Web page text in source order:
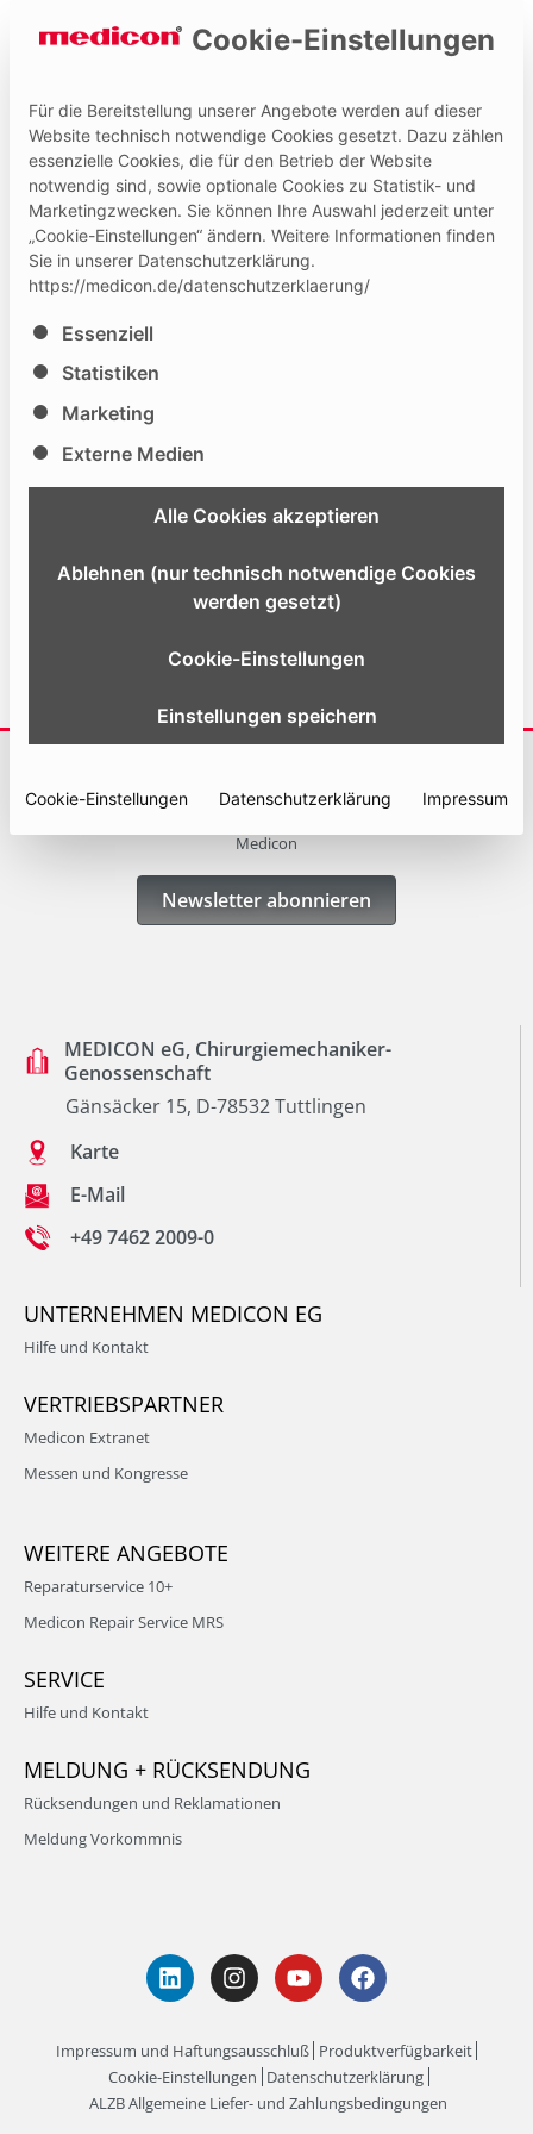
Hilfe und Kontakt Medicon Extranet
MCNS – Midwest chapter of
neuro surgeons
46
Website
Medicon
Newsletter abonnieren
MEDICON eG, Chirurgiemechaniker-
Genossenschaft
Gänsäcker 15, D-78532 Tuttlingen
Karte
E-Mail
+49 7462 2009-0
UNTERNEHMEN MEDICON EG
Hilfe und Kontakt
VERTRIEBSPARTNER
Medicon Extranet
Messen und Kongresse
WEITERE ANGEBOTE
Reparaturservice 10+
Medicon Repair Service MRS
SERVICE
Hilfe und Kontakt
MELDUNG + RÜCKSENDUNG
Rücksendungen und Reklamationen
Meldung Vorkommnis
Impressum und Haftungsausschluß Produktverfügbarkeit
Cookie-Einstellungen Datenschutzerklärung
ALZB Allgemeine Liefer- und Zahlungsbedingungen
Cookie-Einstellungen
Für die Bereitstellung unserer Angebote werden auf dieser
Website technisch notwendige Cookies gesetzt. Dazu zählen
essenzielle Cookies, die für den Betrieb der Website
notwendig sind, sowie optionale Cookies zu Statistik- und
Marketingzwecken. Sie können Ihre Auswahl jederzeit unter
„Cookie-Einstellungen“ ändern. Weitere Informationen finden
Sie in unserer Datenschutzerklärung.
https://medicon.de/datenschutzerklaerung/
Es folgt eine Liste der Service-Gruppen, für die eine
Essenziell
Statistiken
Marketing
Externe Medien
Alle Cookies akzeptieren
Ablehnen (nur technisch notwendige Cookies
werden gesetzt)
Cookie-Einstellungen
Einstellungen speichern
Cookie-Einstellungen Datenschutzerklärung Impressum